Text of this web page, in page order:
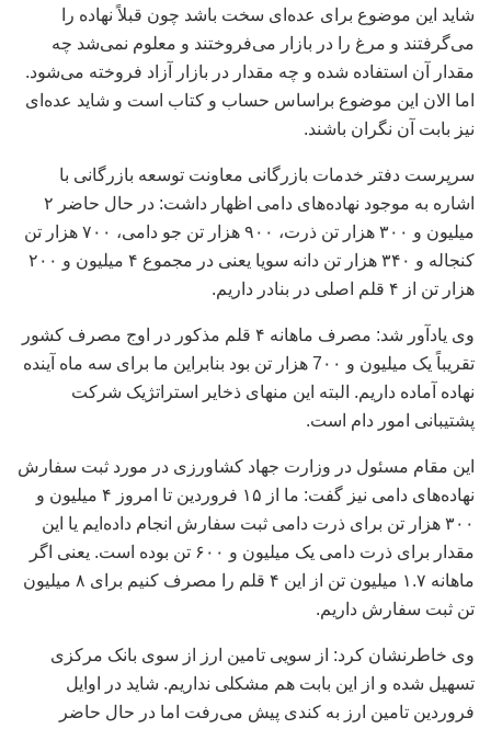
شاید این موضوع برای عده‌ای سخت باشد چون قبلاً نهاده را
می‌گرفتند و مرغ را در بازار می‌فروختند و معلوم نمی‌شد چه
مقدار آن استفاده شده و چه مقدار در بازار آزاد فروخته می‌شود.
اما الان این موضوع براساس حساب و کتاب است و شاید عده‌ای
نیز بابت آن نگران باشند.
سرپرست دفتر خدمات بازرگانی معاونت توسعه بازرگانی با
اشاره به موجود نهاده‌های دامی اظهار داشت: در حال حاضر ۲
میلیون و ۳۰۰ هزار تن ذرت، ۹۰۰ هزار تن جو دامی، ۷۰۰ هزار تن
کنجاله و ۳۴۰ هزار تن دانه سویا یعنی در مجموع ۴ میلیون و ۲۰۰
هزار تن از ۴ قلم اصلی در بنادر داریم.
وی یادآور شد: مصرف ماهانه ۴ قلم مذکور در اوج مصرف کشور
تقریباً یک میلیون و 7۰۰ هزار تن بود بنابراین ما برای سه ماه آینده
نهاده آماده داریم. البته این منهای ذخایر استراتژیک شرکت
پشتیبانی امور دام است.
این مقام مسئول در وزارت جهاد کشاورزی در مورد ثبت سفارش
نهاده‌های دامی نیز گفت: ما از ۱۵ فروردین تا امروز ۴ میلیون و
۳۰۰ هزار تن برای ذرت دامی ثبت سفارش انجام داده‌ایم یا این
مقدار برای ذرت دامی یک میلیون و ۶۰۰ تن بوده است. یعنی اگر
ماهانه ۱.۷ میلیون تن از این ۴ قلم را مصرف کنیم برای ۸ میلیون
تن ثبت سفارش داریم.
وی خاطرنشان کرد: از سویی تامین ارز از سوی بانک مرکزی
تسهیل شده و از این بابت هم مشکلی نداریم. شاید در اوایل
فروردین تامین ارز به کندی پیش می‌رفت اما در حال حاضر